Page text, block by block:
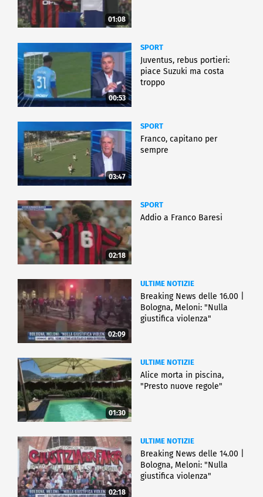
01:08
00:53
SPORT
Juventus, rebus portieri:
piace Suzuki ma costa
troppo
03:47
SPORT
Franco, capitano per
sempre
02:18
SPORT
Addio a Franco Baresi
02:09
ULTIME NOTIZIE
Breaking News delle 16.00 |
Bologna, Meloni: "Nulla
giustifica violenza"
01:30
ULTIME NOTIZIE
Alice morta in piscina,
"Presto nuove regole"
02:18
ULTIME NOTIZIE
Breaking News delle 14.00 |
Bologna, Meloni: "Nulla
giustifica violenza"